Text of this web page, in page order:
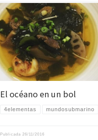
El océano en un bol
4elementas mundosubmarino
Publicada26/11/2016